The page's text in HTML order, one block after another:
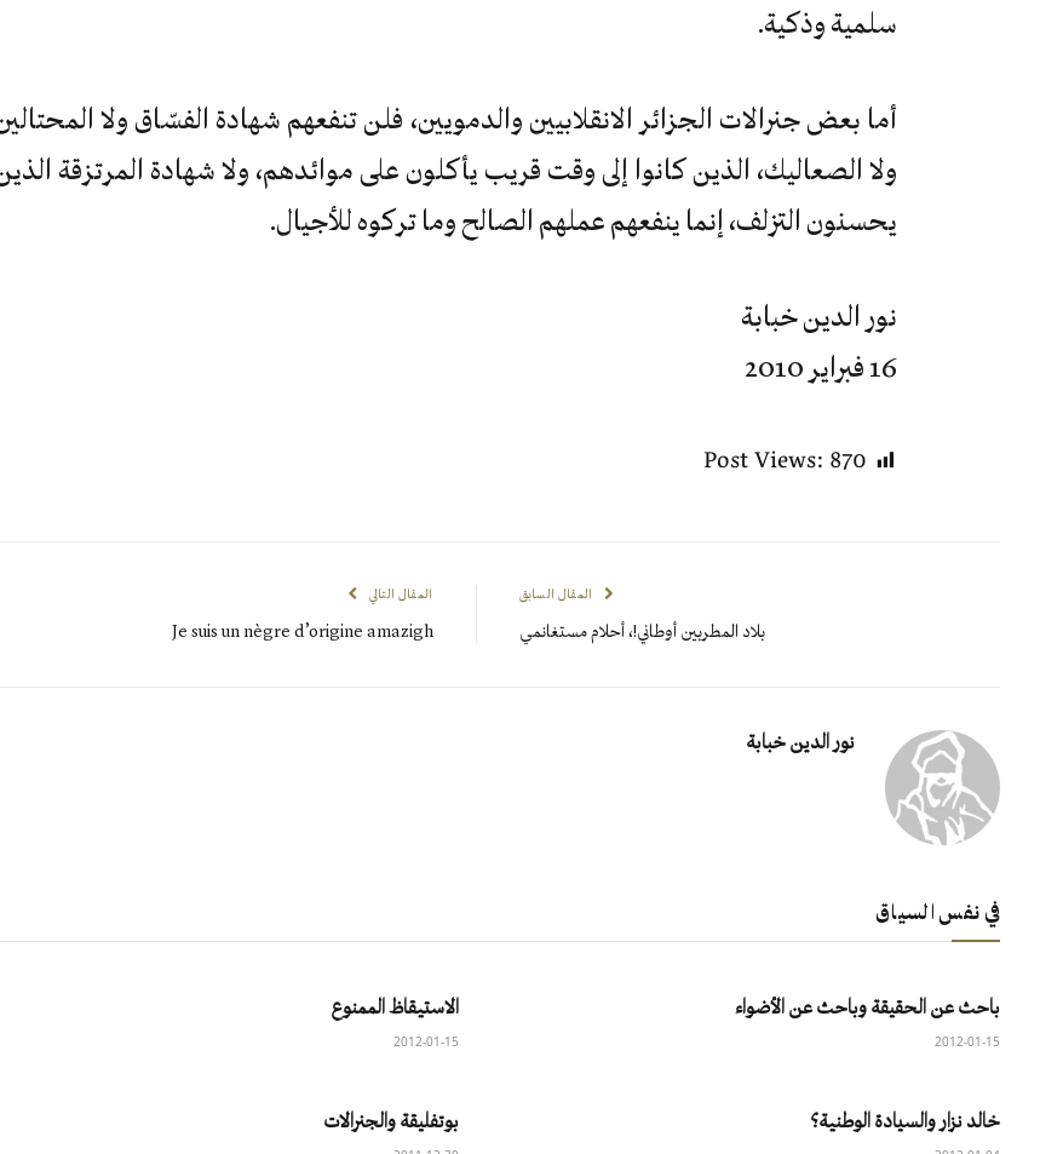
سلمية وذكية.
أما بعض جنرالات الجزائر الانقلابيين والدمويين، فلن تنفعهم شهادة الفسّاق ولا
ولا الصعاليك، الذين كانوا إلى وقت قريب يأكلون على موائدهم، ولا شهادة المرتزقة
يحسنون التزلف، إنما ينفعهم عملهم الصالح وما تركوه للأجيال.
نور الدين خبابة
16 فبراير 2010
Post Views: 870
المقال السابق
بلاد المطربين أوطاني!، أحلام مستغانمي
المقال التالي
Je suis un nègre d’origine amazigh
نور الدين خبابة
في نفس السياق
باحث عن الحقيقة وباحث عن الأضواء
2012-01-15
الاستيقاظ الممنوع
2012-01-15
خالد نزار والسيادة الوطنية؟ بوتفليقة والجنرالات